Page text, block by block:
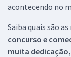
acontecendo no
Saiba quais são
concurso e
muita